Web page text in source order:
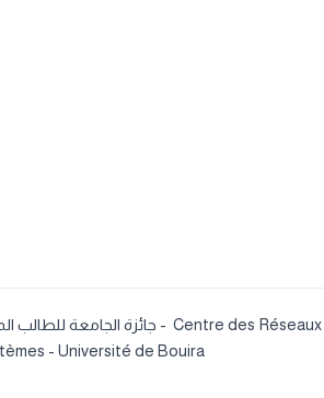
- Université de Bouira